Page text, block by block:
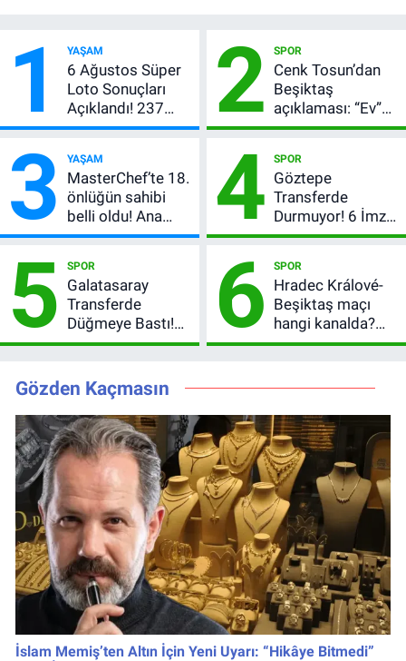
1 YAŞAM
6 Ağustos Süper
Loto Sonuçları
Açıklandı! 237
Milyon TL’lik
2 SPOR
Cenk Tosun’dan
Beşiktaş
açıklaması: “Ev”
dedi, asıl mesajı
verdi
3 YAŞAM
MasterChef’te 18.
önlüğün sahibi
belli oldu! Ana
kadroya giren
oldu?
4 SPOR
Göztepe
Transferde
Durmuyor! 6 İmza
Sonrası Yeni
Oldu
5 SPOR
Galatasaray
Transferde
Düğmeye Bastı!
Leao, Camavinga
Durum
6 SPOR
Hradec Králové-
Beşiktaş maçı
hangi kanalda?
Şifresiz canlı yayın
Gözden Kaçmasın
İslam Memiş’ten Altın İçin Yeni Uyarı: “Hikâye Bitmedi”